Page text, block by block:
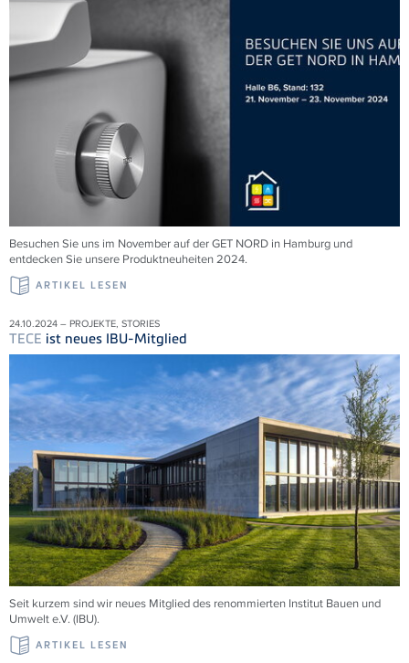
Besuchen Sie uns im November auf der GET NORD in Hamburg und
entdecken Sie unsere Produktneuheiten 2024.
ARTIKEL LESEN
24.10.2024 – PROJEKTE, STORIES
TECE ist neues IBU-Mitglied
Seit kurzem sind wir neues Mitglied des renommierten Institut Bauen und
Umwelt e.V. (IBU).
ARTIKEL LESEN